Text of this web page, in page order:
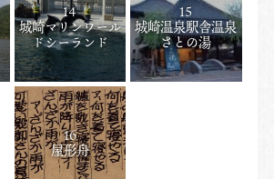
14
城崎マリンワール
ドシーランド
15
城崎温泉駅舎温泉
さとの湯
16
屋形舟